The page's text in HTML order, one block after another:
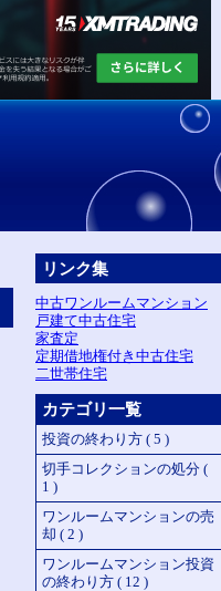
リンク集
中古ワンルームマンション
戸建て中古住宅
家査定
定期借地権付き中古住宅
二世帯住宅
カテゴリ一覧
投資の終わり方 ( 5 )
切手コレクションの処分 (
1 )
ワンルームマンションの売
却 ( 2 )
ワンルームマンション投資
の終わり方 ( 12 )